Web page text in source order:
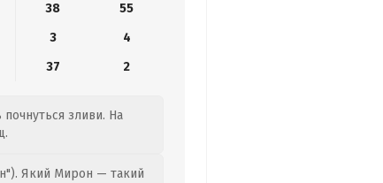
38
55
3
4
37 2
почнуться зливи. На
Який Мирон — такий